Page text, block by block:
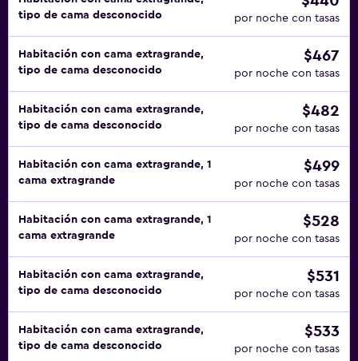
tipo de cama desconocido
por noche con tasas
Habitación con cama extragrande,
tipo de cama desconocido
$467
por noche con tasas
Habitación con cama extragrande,
tipo de cama desconocido
$482
por noche con tasas
Habitación con cama extragrande, 1
cama extragrande
$499
por noche con tasas
Habitación con cama extragrande, 1
cama extragrande
$528
por noche con tasas
Habitación con cama extragrande,
tipo de cama desconocido
$531
por noche con tasas
Habitación con cama extragrande,
tipo de cama desconocido
$533
por noche con tasas